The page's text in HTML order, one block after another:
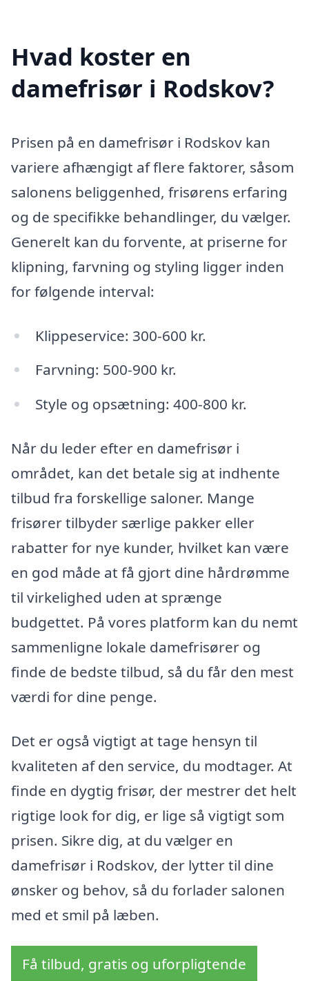
Hvad koster en
damefrisør i Rodskov?
Prisen på en damefrisør i Rodskov kan
variere afhængigt af flere faktorer, såsom
salonens beliggenhed, frisørens erfaring
og de specifikke behandlinger, du vælger.
Generelt kan du forvente, at priserne for
klipning, farvning og styling ligger inden
for følgende interval:
Klippeservice: 300-600 kr.
Farvning: 500-900 kr.
Style og opsætning: 400-800 kr.
Når du leder efter en damefrisør i
området, kan det betale sig at indhente
tilbud fra forskellige saloner. Mange
frisører tilbyder særlige pakker eller
rabatter for nye kunder, hvilket kan være
en god måde at få gjort dine hårdrømme
til virkelighed uden at sprænge
budgettet. På vores platform kan du nemt
sammenligne lokale damefrisører og
finde de bedste tilbud, så du får den mest
værdi for dine penge.
Det er også vigtigt at tage hensyn til
kvaliteten af den service, du modtager. At
finde en dygtig frisør, der mestrer det helt
rigtige look for dig, er lige så vigtigt som
prisen. Sikre dig, at du vælger en
damefrisør i Rodskov, der lytter til dine
ønsker og behov, så du forlader salonen
med et smil på læben.
Få tilbud, gratis og uforpligtende